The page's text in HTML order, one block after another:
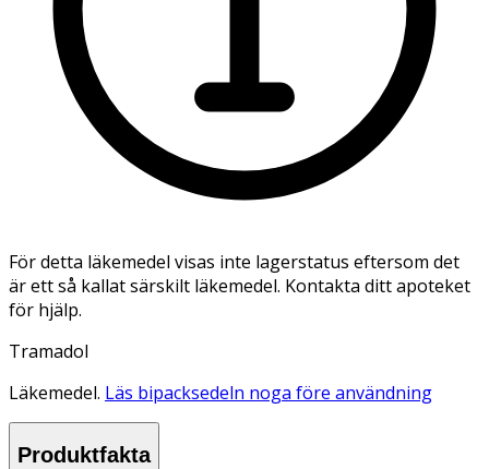
För detta läkemedel visas inte lagerstatus eftersom det
är ett så kallat särskilt läkemedel. Kontakta ditt apoteket
för hjälp.
Tramadol
Läkemedel. Läs bipacksedeln noga före användning
Produktfakta